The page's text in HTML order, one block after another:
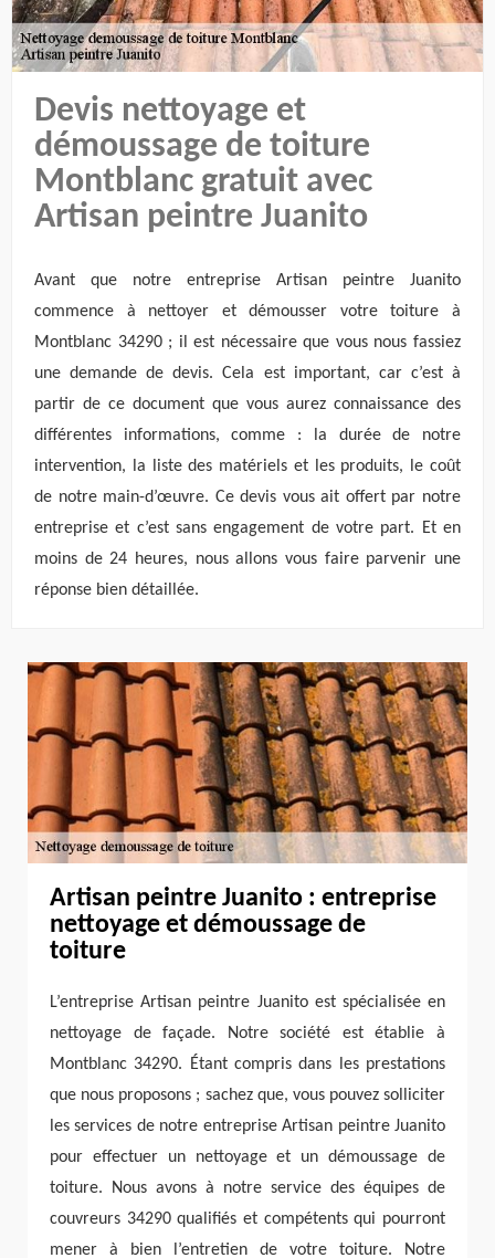
Devis nettoyage et
démoussage de toiture
Montblanc gratuit avec
Artisan peintre Juanito
Avant que notre entreprise Artisan peintre Juanito
commence à nettoyer et démousser votre toiture à
Montblanc 34290 ; il est nécessaire que vous nous fassiez
une demande de devis. Cela est important, car c’est à
partir de ce document que vous aurez connaissance des
différentes informations, comme : la durée de notre
intervention, la liste des matériels et les produits, le coût
de notre main-d’œuvre. Ce devis vous ait offert par notre
entreprise et c’est sans engagement de votre part. Et en
moins de 24 heures, nous allons vous faire parvenir une
réponse bien détaillée.
Artisan peintre Juanito : entreprise
nettoyage et démoussage de
toiture
L’entreprise Artisan peintre Juanito est spécialisée en
nettoyage de façade. Notre société est établie à
Montblanc 34290. Étant compris dans les prestations
que nous proposons ; sachez que, vous pouvez solliciter
les services de notre entreprise Artisan peintre Juanito
pour effectuer un nettoyage et un démoussage de
toiture. Nous avons à notre service des équipes de
couvreurs 34290 qualifiés et compétents qui pourront
mener à bien l’entretien de votre toiture. Notre